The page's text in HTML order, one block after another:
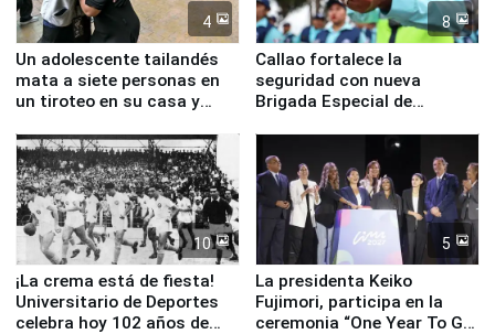
4
Un adolescente tailandés
mata a siete personas en
un tiroteo en su casa y
8
Callao fortalece la
seguridad con nueva
Brigada Especial de
equipamiento para
Serenazgo
10
¡La crema está de fiesta!
Universitario de Deportes
celebra hoy 102 años de
5
La presidenta Keiko
Fujimori, participa en la
ceremonia “One Year To Go